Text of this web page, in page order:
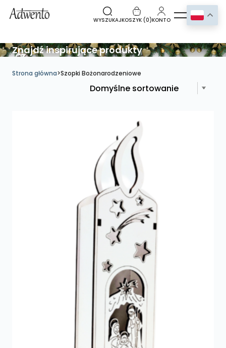
WYSZUKAJKOSZYK (0)KONTO
Znajdź inspirujące produkty
Strona główna>Szopki Bożonarodzeniowe